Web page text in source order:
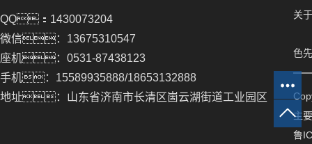
QQ：1430073204
微信：13675310547
座机：0531-87438123
手机：15589935888/18653132888
地址：山东省济南市长清区崮云湖街道工业园区
关
色
主
鲁